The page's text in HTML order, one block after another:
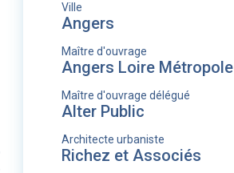
Ville
Angers
Maître d'ouvrage
Angers Loire Métropole
Maître d'ouvrage délégué
Alter Public
Architecte urbaniste
Richez et Associés